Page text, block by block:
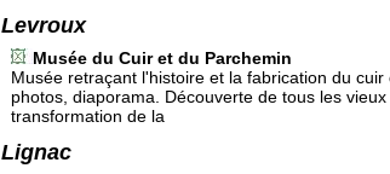
Levroux
Musée du Cuir et du Parchemin
Musée retraçant l'histoire et la fabrication du
photos, diaporama. Découverte de tous les
transformation de la
Lignac